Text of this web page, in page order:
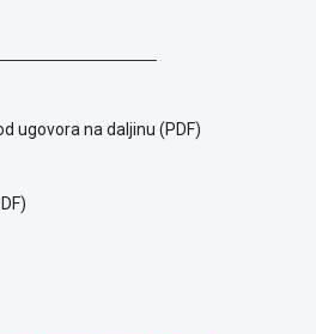
ugovora na daljinu (PDF)